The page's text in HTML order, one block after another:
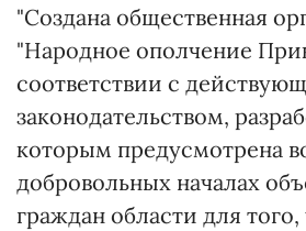
"Создана общественная
"Народное ополчение
соответствии с
законодательством,
которым предусмотрена
добровольных началах
граждан области для